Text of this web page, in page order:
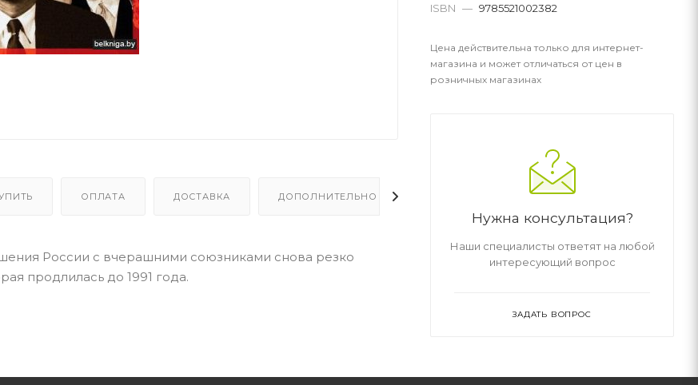
ОПЛАТА ДОСТАВКА ДОПОЛНИТЕЛЬНО
России с вчерашними союзниками снова резко
продлилась до 1991 года.
ISBN — 9785521002382
Цена действительна только для интернет-
магазина и может отличаться от цен в
розничных магазинах
Нужна консультация?
Наши специалисты ответят на любой
интересующий вопрос
ЗАДАТЬ ВОПРОС